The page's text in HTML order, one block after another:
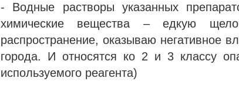
- Водные растворы указанных
химические вещества – едкую
распространение, оказываю негативное
города. И относятся ко 2 и 3 классу
используемого реагента)